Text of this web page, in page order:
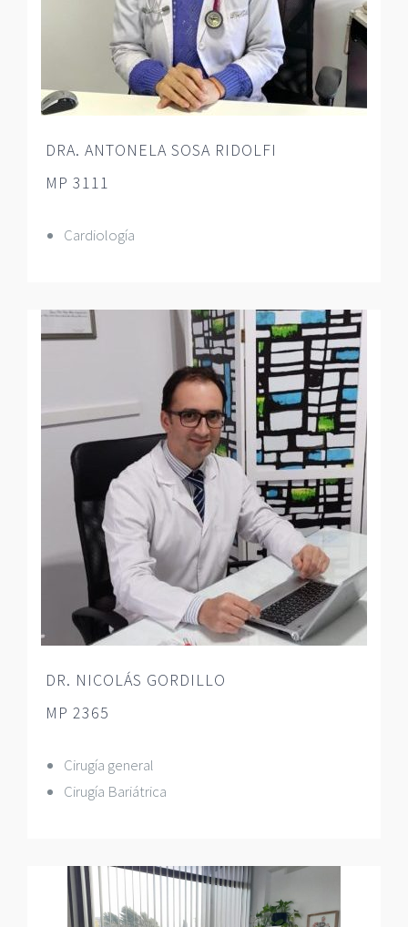
DRA. ANTONELA SOSA RIDOLFI
MP 3111
Cardiología
DR. NICOLÁS GORDILLO
MP 2365
Cirugía general
Cirugía Bariátrica